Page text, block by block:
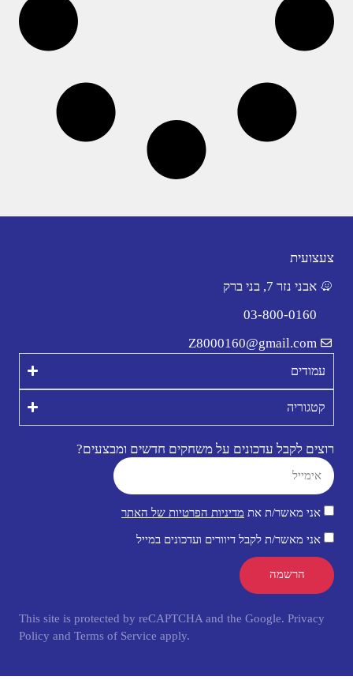
צעצועית
אבני נזר 7, בני ברק
03-800-0160
Z8000160@gmail.com
עמודים
קטגוריה
רוצים לקבל עדכונים על משחקים חדשים ומבצעים?
אני מאשר/ת את מדיניות הפרטיות של האתר
אני מאשר/ת לקבל דיוורים ועדכונים במייל
הרשמה
This site is protected by reCAPTCHA and the Google. Privacy
Policy and Terms of Service apply.